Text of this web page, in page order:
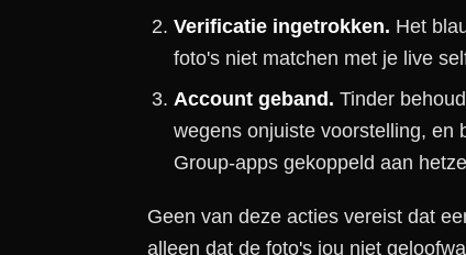
Verificatie ingetrokken. Het
foto's niet matchen met je live
Account geband. Tinder
wegens onjuiste voorstelling, en
Group-apps gekoppeld aan
Geen van deze acties vereist dat
alleen dat de foto's jou niet